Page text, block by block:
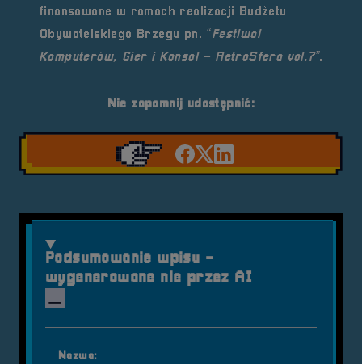
finansowane w ramach realizacji
Budżetu
Obywatelskiego Brzegu pn. “Festiwal
Komputerów, Gier i Konsol – RetroSfera vol.7”.
Nie zapomnij udostępnić:
Udostępnij na
Udostępnij na
Udostępnij na
Podsumowanie wpisu -
wygenerowane nie przez AI
Nazwa: